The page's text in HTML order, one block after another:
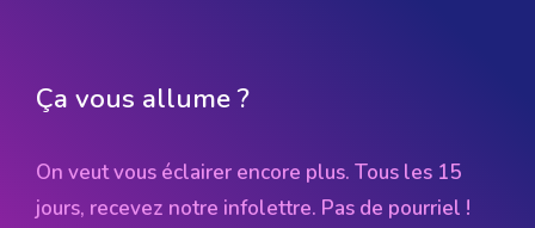
Ça vous allume ?
On veut vous éclairer encore plus. Tous les 15
jours, recevez notre infolettre. Pas de pourriel !